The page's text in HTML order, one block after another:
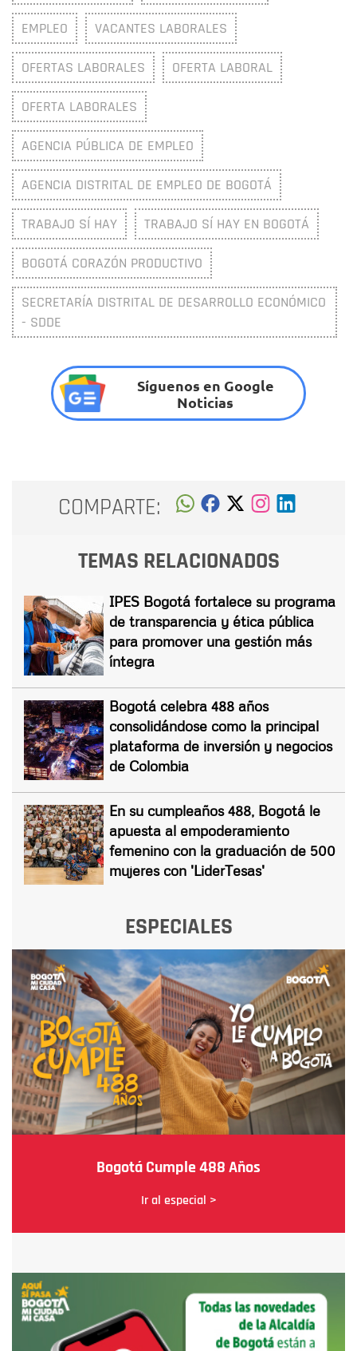
EMPLEO VACANTES LABORALES
OFERTAS LABORALES OFERTA LABORAL
OFERTA LABORALES
AGENCIA PÚBLICA DE EMPLEO
AGENCIA DISTRITAL DE EMPLEO DE BOGOTÁ
TRABAJO SÍ HAY TRABAJO SÍ HAY EN BOGOTÁ
BOGOTÁ CORAZÓN PRODUCTIVO
SECRETARÍA DISTRITAL DE DESARROLLO ECONÓMICO
- SDDE
Síguenos en Google
Noticias
COMPARTE:
TEMAS RELACIONADOS
IPES Bogotá fortalece su programa
de transparencia y ética pública
para promover una gestión más
íntegra
Bogotá celebra 488 años
consolidándose como la principal
plataforma de inversión y negocios
de Colombia
En su cumpleaños 488, Bogotá le
apuesta al empoderamiento
femenino con la graduación de 500
mujeres con 'LiderTesas'
ESPECIALES
Bogotá Cumple 488 Años
Ir al especial >